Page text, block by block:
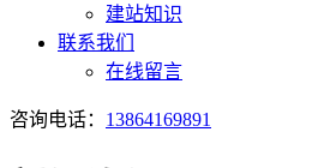
建站知识
联系我们
在线留言
咨询电话： 13864169891